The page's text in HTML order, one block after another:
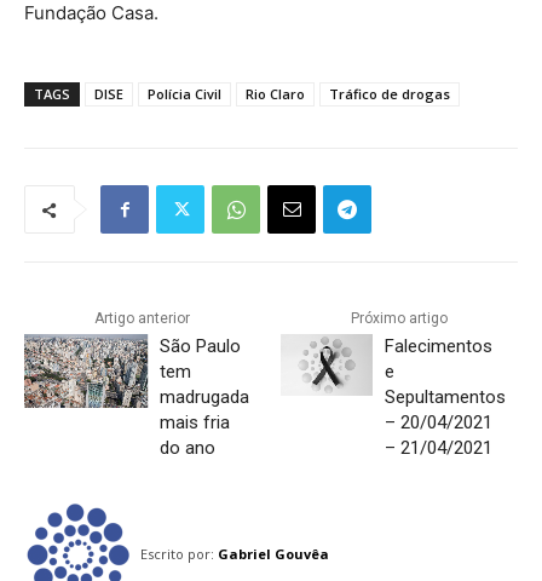
Fundação Casa.
TAGS DISE Polícia Civil Rio Claro Tráfico de drogas
Artigo anterior
São Paulo
tem
madrugada
mais fria
do ano
Próximo artigo
Falecimentos
e
Sepultamentos
– 20/04/2021
– 21/04/2021
Escrito por: Gabriel Gouvêa